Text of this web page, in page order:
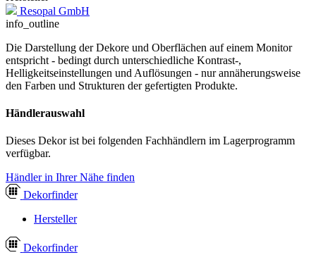
Resopal GmbH
info_outline
Die Darstellung der Dekore und Oberflächen auf einem Monitor
entspricht - bedingt durch unterschiedliche Kontrast-,
Helligkeitseinstellungen und Auflösungen - nur annäherungsweise
den Farben und Strukturen der gefertigten Produkte.
Händlerauswahl
Dieses Dekor ist bei folgenden Fachhändlern im Lagerprogramm
verfügbar.
Händler in Ihrer Nähe finden
Dekorfinder
Hersteller
Dekorfinder